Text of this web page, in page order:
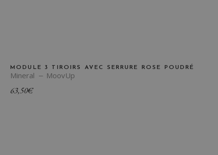
MODULE 3 TIROIRS AVEC SERRURE ROSE POUDRÉ
Mineral MoovUp
63,50€